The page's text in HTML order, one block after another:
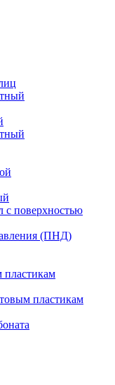
с поверхностью
(ПНД)
пластикам